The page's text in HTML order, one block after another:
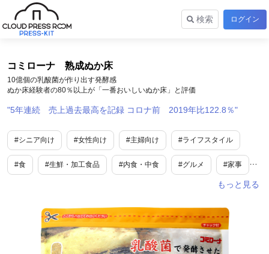
検索 ログイン
コミローナ 熟成ぬか床
10億個の乳酸菌が作り出す発酵感
ぬか床経験者の80％以上が「一番おいしいぬか床」と評価
5年連続 売上過去最高を記録 コロナ前 2019年比122.8％
#シニア向け #女性向け #主婦向け #ライフスタイル
#食 #生鮮・加工食品 #内食・中食 #グルメ #家事
#業界で人気
#SDGs・ESG #企業情報 #衣食住 #夏